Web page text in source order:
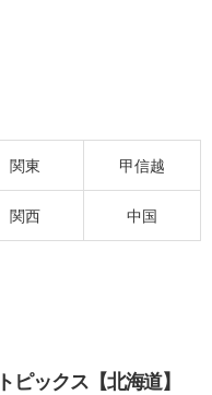
関東 甲信越
関西 中国
ピックス【北海道】